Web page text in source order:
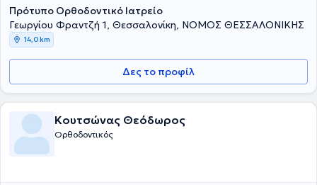
και στην Προληπτική και Κοινωνική Οδοντιατρική με κλινική έμφαση
στην Παιδοδοντία, στην Οδοντιατρική Σχολή του Αριστοτελείου
Πανεπιστημίου Θεσσαλονίκης. Έχει διατελέσει Κλινικός Συνεργάτης
σε Οδοντιατρική Κλινική στη Νορβηγία και οδοντίατρος στο
οδοντιατρικό τμήμα του Γενικού Νοσοκομείου Θεσσαλονίκης
"Ιπποκράτειο". Έχει δημοσιεύσει άρθρα στο Acta Odontologica
Scandinavica, στο Gerodontology και έχει πραγματοποιήσει
Ελληνικής Ομοσπονδίας Γναθοπροσωπικής Μελέτης και Έρευνας,
της Παγκόσμιας Ομοσπονδίας Ορθοδοντικών, καθώς και του
Ευρωπαϊκού και Νορβηγικού Ορθοδοντικού Συλλόγου.
Πρότυπο Ορθοδοντικό Ιατρείο
Γεωργίου Φραντζή 1, Θεσσαλονίκη, ΝΟΜΟΣ ΘΕΣΣΑΛΟΝΙΚΗΣ
14,0 km
Δες το προφίλ
Κουτσώνας Θεόδωρος
Ορθοδοντικός